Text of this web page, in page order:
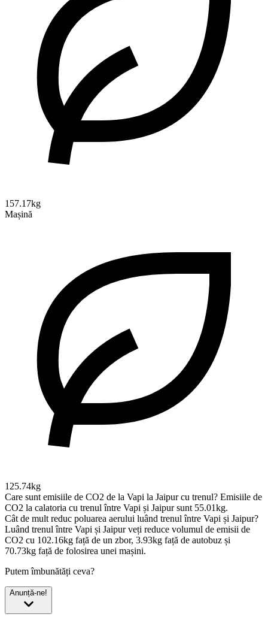
157.17kg
Mașină
125.74kg
Care sunt emisiile de CO2 de la Vapi la Jaipur cu trenul? Emisiile de
CO2 la calatoria cu trenul între Vapi și Jaipur sunt 55.01kg.
Cât de mult reduc poluarea aerului luând trenul între Vapi și Jaipur?
Luând trenul între Vapi și Jaipur veți reduce volumul de emisii de
CO2 cu 102.16kg față de un zbor, 3.93kg față de autobuz și
70.73kg față de folosirea unei mașini.
Putem îmbunătăți ceva?
Anunță-ne!